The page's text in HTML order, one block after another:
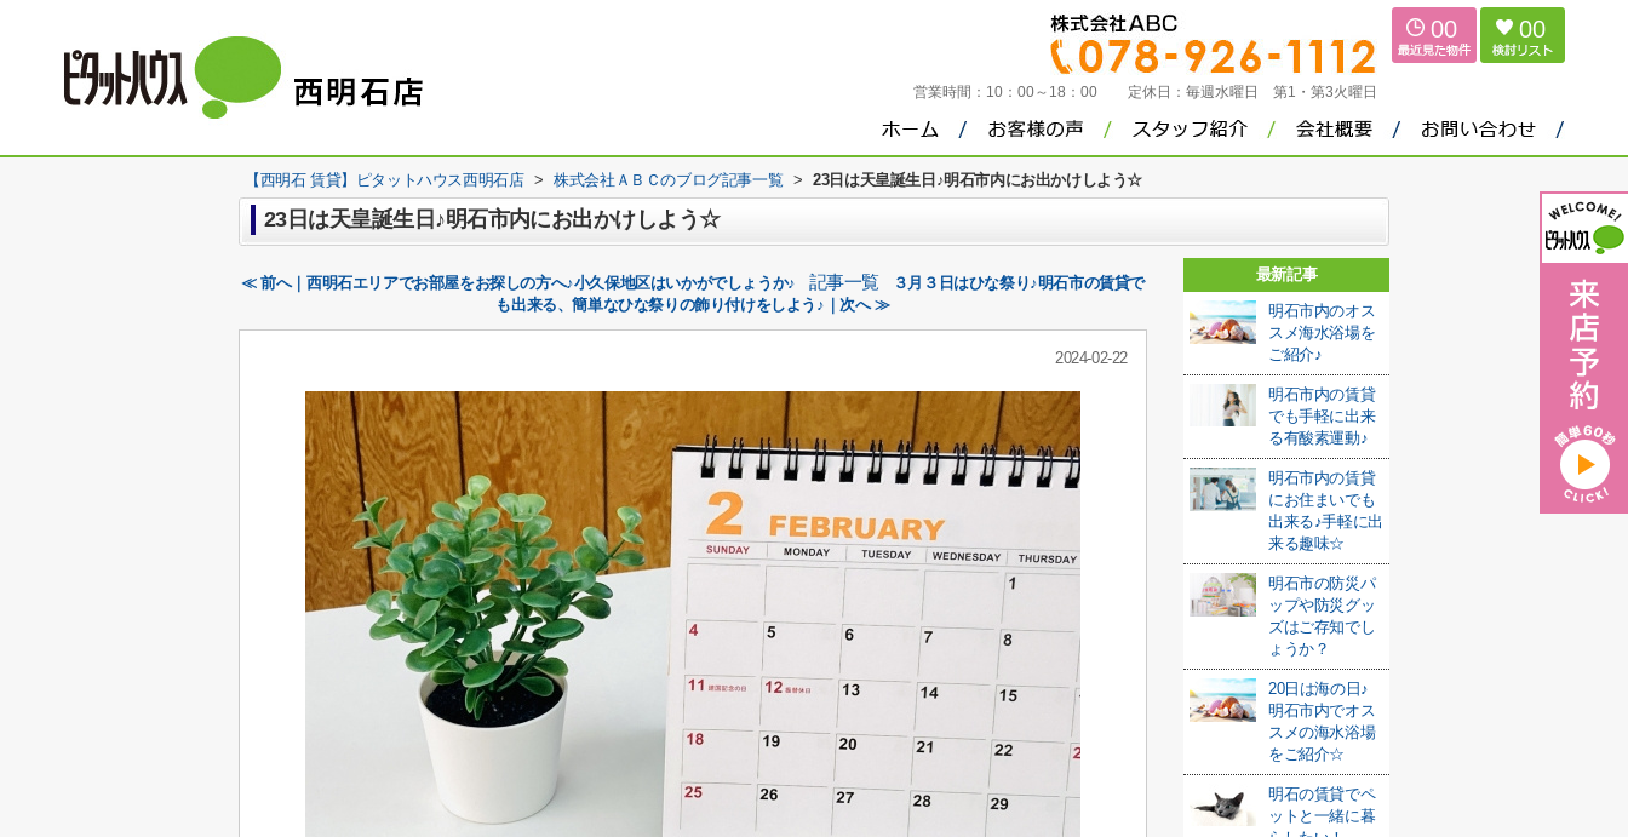
営業時間： 10：00～18：00 定休日： 毎週水曜日 第1・第3火曜日
00 00
【西明石 賃貸】ピタットハウス西明石店 > 株式会社ＡＢＣのブログ記事一覧 > 23日は天皇誕生日♪明石市内にお出かけしよう☆
23日は天皇誕生日♪明石市内にお出かけしよう☆
≪ 前へ｜西明石エリアでお部屋をお探しの方へ♪小久保地区はいかがでしょうか♪ 記事一覧
３月３日はひな祭り♪明石市の賃貸で
も出来る、簡単なひな祭りの飾り付けをしよう♪｜次へ ≫
2024-02-22
最新記事
明石市内のオス
スメ海水浴場を
ご紹介♪
明石市内の賃貸
でも手軽に出来
る有酸素運動♪
明石市内の賃貸
にお住まいでも
出来る♪手軽に出
来る趣味☆
明石市の防災パ
ップや防災グッ
ズはご存知でし
ょうか？
20日は海の日♪
明石市内でオス
スメの海水浴場
をご紹介☆
明石の賃貸でペ
ットと一緒に暮